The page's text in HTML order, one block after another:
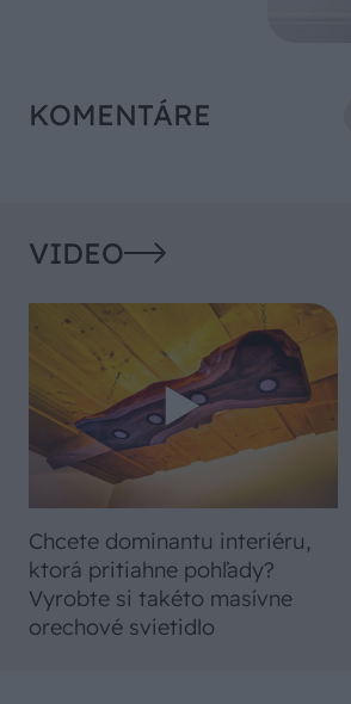
KOMENTÁRE
VIDEO
Chcete dominantu interiéru,
ktorá pritiahne pohľady?
Vyrobte si takéto masívne
orechové svietidlo